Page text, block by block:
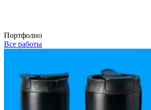
Портфолио
Все работы